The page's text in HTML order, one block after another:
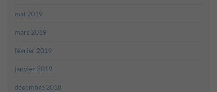
mai 2019
mars 2019
février 2019
janvier 2019
décembre 2018